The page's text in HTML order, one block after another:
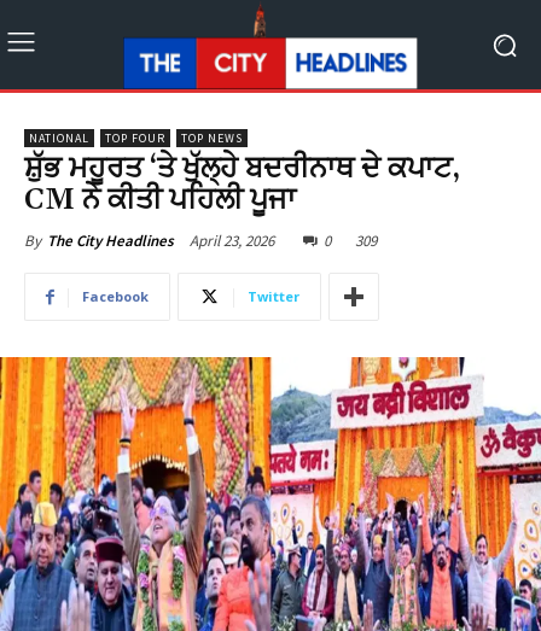
NATIONAL TOP FOUR TOP NEWS
ਸ਼ੁੱਭ ਮਹੂਰਤ ‘ਤੇ ਖੁੱਲ੍ਹੇ ਬਦਰੀਨਾਥ ਦੇ ਕਪਾਟ,
CM ਨੇ ਕੀਤੀ ਪਹਿਲੀ ਪੂਜਾ
By The City Headlines April 23, 2026 0 309
Facebook Twitter